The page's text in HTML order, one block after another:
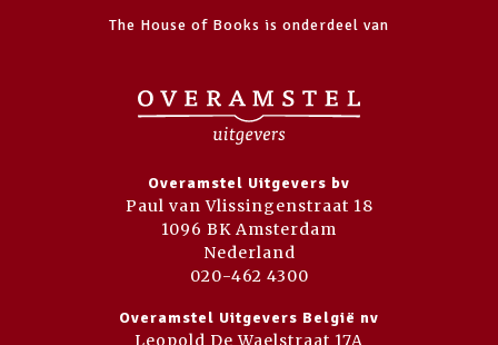
The House of Books is onderdeel van
Overamstel Uitgevers bv
Paul van Vlissingenstraat 18
1096 BK Amsterdam
Nederland
020-462 4300
Overamstel Uitgevers België nv
Leopold De Waelstraat 17A